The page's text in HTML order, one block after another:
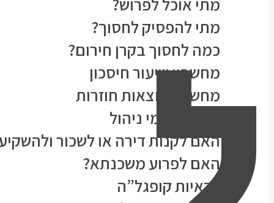
מתי אוכל לפרוש?
מתי להפסיק לחסוך?
כמה לחסוך בקרן חירום?
מחשבון שיעור חיסכון
מחשבון הוצאות חוזרות
מחשבון דמי ניהול
האם לקנות דירה או לשכור
האם לפרוע משכנתא?
כדאיות קופגל”ה